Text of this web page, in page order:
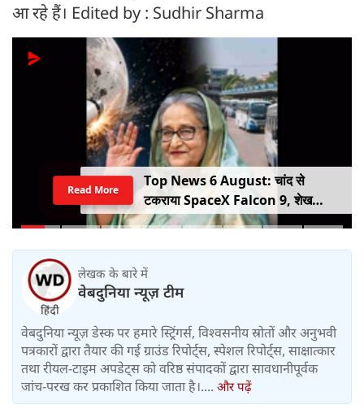
आ रहे हैं। Edited by : Sudhir Sharma
Top News 6 August: चांद से
टकराया SpaceX Falcon 9, शेख
हसीना की घर वापसी का ऐलान, MP में बस
Read More
लेखक के बारे में
वेबदुनिया न्यूज़ टीम
वेबदुनिया न्यूज़ डेस्क पर हमारे स्ट्रिंगर्स, विश्वसनीय स्रोतों और अनुभवी
पत्रकारों द्वारा तैयार की गई ग्राउंड रिपोर्ट्स, स्पेशल रिपोर्ट्स, साक्षात्कार
तथा रीयल-टाइम अपडेट्स को वरिष्ठ संपादकों द्वारा सावधानीपूर्वक
जांच-परख कर प्रकाशित किया जाता है।.... और पढ़ें